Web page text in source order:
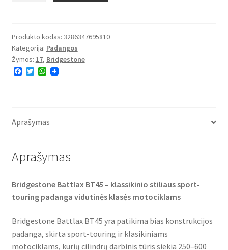
45
140/80
B
17
Produkto kodas: 3286347695810
Kategorija: Padangos
Žymos: 17, Bridgestone
F
o
T
r
W
p
Aprašymas
Aprašymas
Bridgestone Battlax BT45 – klassikinio stiliaus sport-
touring padanga vidutinės klasės motociklams
Bridgestone Battlax BT45 yra patikima bias konstrukcijos
padanga, skirta sport-touring ir klasikiniams
motociklams, kurių cilindrų darbinis tūris siekia 250–600